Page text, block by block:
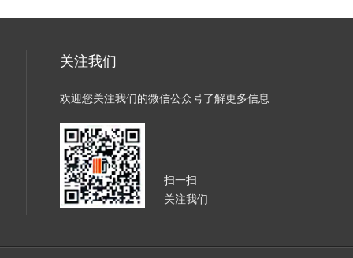
关注我们
欢迎您关注我们的微信公众号了解更多信息
扫一扫
关注我们